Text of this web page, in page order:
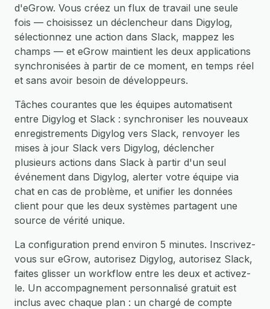
d'eGrow. Vous créez un flux de travail une seule
fois — choisissez un déclencheur dans Digylog,
sélectionnez une action dans Slack, mappez les
champs — et eGrow maintient les deux applications
synchronisées à partir de ce moment, en temps réel
et sans avoir besoin de développeurs.
Tâches courantes que les équipes automatisent
entre Digylog et Slack : synchroniser les nouveaux
enregistrements Digylog vers Slack, renvoyer les
mises à jour Slack vers Digylog, déclencher
plusieurs actions dans Slack à partir d'un seul
événement dans Digylog, alerter votre équipe via
chat en cas de problème, et unifier les données
client pour que les deux systèmes partagent une
source de vérité unique.
La configuration prend environ 5 minutes. Inscrivez-
vous sur eGrow, autorisez Digylog, autorisez Slack,
faites glisser un workflow entre les deux et activez-
le. Un accompagnement personnalisé gratuit est
inclus avec chaque plan : un chargé de compte